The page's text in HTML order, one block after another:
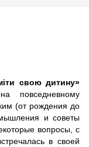
свою дитину»
повседневному
(от рождения до
и советы
вопросы, с
в своей